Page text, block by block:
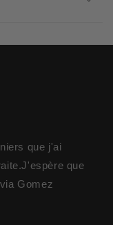
que j'ai
que
Gomez